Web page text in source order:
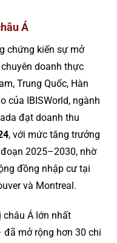
Á
chứng kiến sự mở
doanh thực
Trung Quốc, Hàn
của IBISWorld, ngành
đạt doanh thu
, với mức tăng trưởng
2025–2030, nhờ
đồng nhập cư tại
và Montreal.
châu Á lớn nhất
mở rộng hơn 30 chi